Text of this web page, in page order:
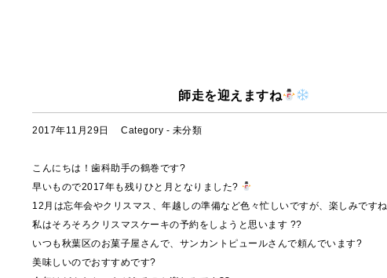
師走を迎えますね
2017年11月29日 Category - 未分類
こんにちは！歯科助手の鶴巻です?
早いもので2017年も残りひと月となりました?
12月は忘年会やクリスマス、年越しの準備など色々忙しいですが、楽しみですね
私はそろそろクリスマスケーキの予約をしようと思います ??
いつも秋葉区のお菓子屋さんで、サンカントピュールさんで頼んでいます?
美味しいのでおすすめです?